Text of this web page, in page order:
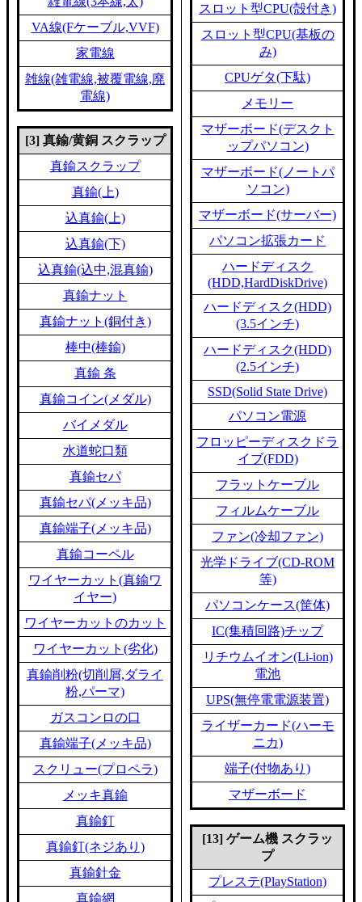
VA線(Fケーブル,VVF)
家電線
雑線(雑電線,被覆電線,廃
電線)
[3] 真鍮/黄銅 スクラップ
真鍮スクラップ
真鍮(上)
込真鍮(上)
込真鍮(下)
込真鍮(込中,混真鍮)
真鍮ナット
真鍮ナット(銅付き)
棒中(棒鍮)
真鍮 条
真鍮コイン(メダル)
バイメダル
水道蛇口類
真鍮セパ
真鍮セパ(メッキ品)
真鍮端子(メッキ品)
真鍮コーペル
ワイヤーカット(真鍮ワ
イヤー)
ワイヤーカットのカット
ワイヤーカット(劣化)
真鍮削粉(切削屑,ダライ
粉,パーマ)
ガスコンロの口
真鍮端子(メッキ品)
スクリュー(プロペラ)
メッキ真鍮
真鍮釘
真鍮釘(ネジあり)
真鍮針金
真鍮網
スロット型CPU(殻付き)
スロット型CPU(基板の
み)
CPUゲタ(下駄)
メモリー
マザーボード(デスクト
ップパソコン)
マザーボード(ノートパ
ソコン)
マザーボード(サーバー)
パソコン拡張カード
ハードディスク
(HDD,HardDiskDrive)
ハードディスク(HDD)
(3.5インチ)
ハードディスク(HDD)
(2.5インチ)
SSD(Solid State Drive)
パソコン電源
フロッピーディスクドラ
イブ(FDD)
フラットケーブル
フィルムケーブル
ファン(冷却ファン)
光学ドライブ(CD-ROM
等)
パソコンケース(筐体)
IC(集積回路)チップ
リチウムイオン(Li-ion)
電池
UPS(無停電電源装置)
ライザーカード(ハーモ
ニカ)
端子(付物あり)
マザーボード
[13] ゲーム機 スクラッ
プ
プレステ(PlayStation)